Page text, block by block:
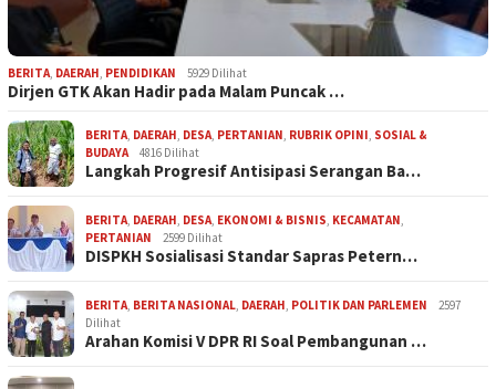
BERITA DAERAH PENDIDIKAN 5929 Dilihat
Dirjen GTK Akan Hadir pada Malam Puncak …
BERITA DAERAH DESA PERTANIAN RUBRIK OPINI SOSIAL &
BUDAYA
4816 Dilihat
Langkah Progresif Antisipasi Serangan Ba…
BERITA DAERAH DESA EKONOMI & BISNIS KECAMATAN
PERTANIAN
2599 Dilihat
DISPKH Sosialisasi Standar Sapras Petern…
BERITA BERITA NASIONAL DAERAH POLITIK DAN PARLEMEN
2597
Dilihat
Arahan Komisi V DPR RI Soal Pembangunan …